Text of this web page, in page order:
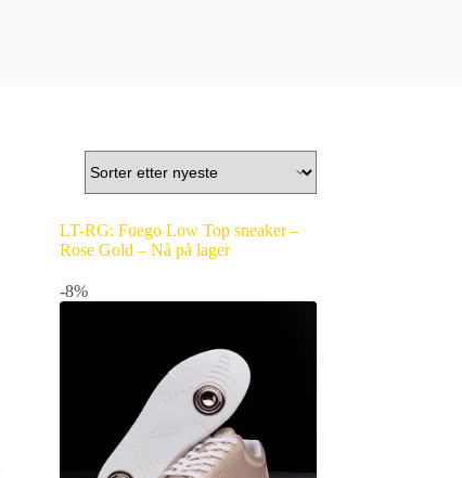
LT-RG: Fuego Low Top sneaker –
Rose Gold – Nå på lager
-8%